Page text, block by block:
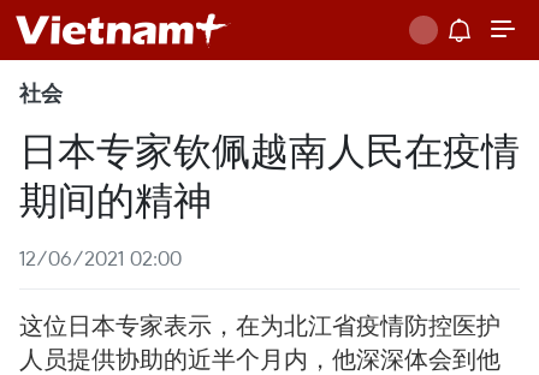
社会
日本专家钦佩越南人民在疫情
期间的精神
12/06/2021 02:00
这位日本专家表示，在为北江省疫情防控医护
人员提供协助的近半个月内，他深深体会到他